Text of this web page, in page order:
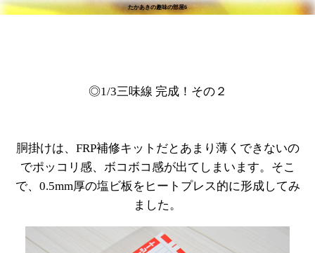
たかあきの趣味の部屋6
◎1/3三味線 完成！その２
胴掛けは、FRP補修キットだとあまり薄くできないの
でポッコリ感、ボコボコ感が出てしまいます。そこ
で、0.5mm厚の塩ビ板をヒートプレス的に形成してみ
ました。